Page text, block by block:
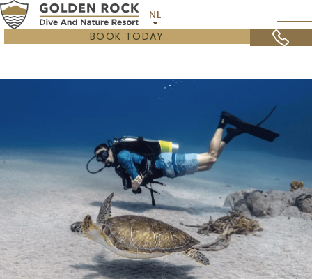
NL
BOOK TODAY